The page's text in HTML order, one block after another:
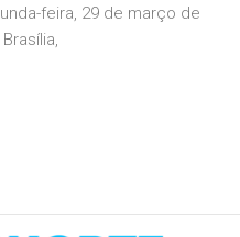
feira, 29 de março de